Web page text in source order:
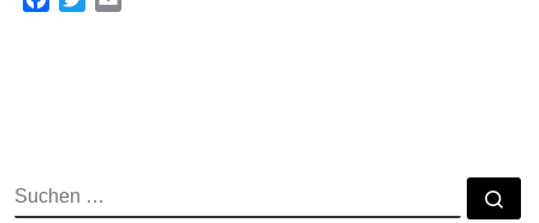
SUCHE